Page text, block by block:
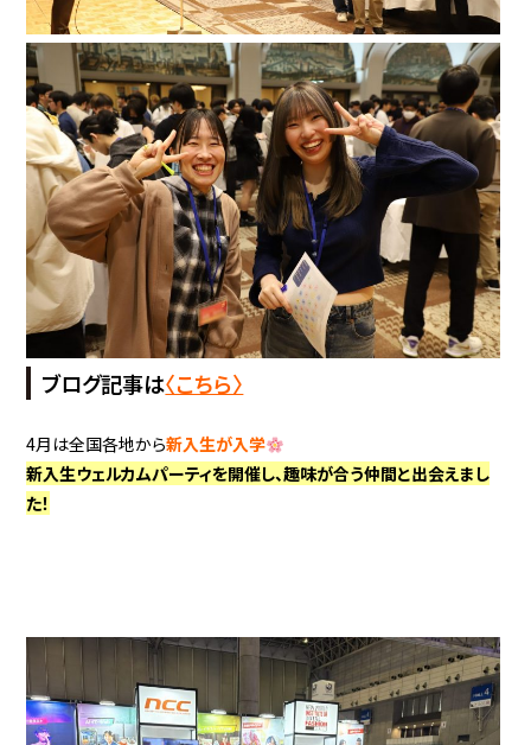
ブログ記事は〈こちら〉
4月は全国各地から新入生が入学
新入生ウェルカムパーティを開催し、趣味が合う仲間と出会えまし
た！